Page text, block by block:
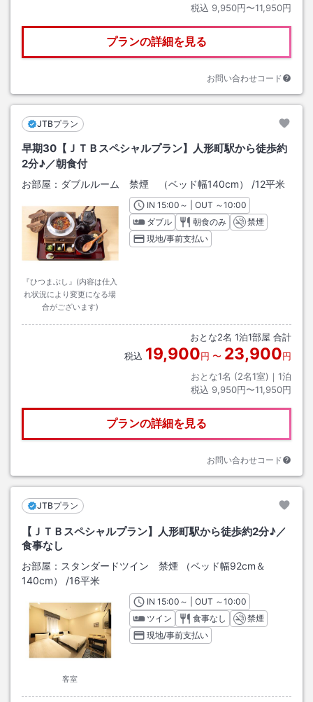
税込 9,950円〜11,950円
プランの詳細を見る
お問い合わせコード
JTBプラン
早期30【ＪＴＢスペシャルプラン】人形町駅から徒歩約
2分♪／朝食付
お部屋： ダブルルーム 禁煙 （ベッド幅140cm） /12平米
『ひつまぶし』(内容は仕入
れ状況により変更になる場
合がございます)
INチェックイン
15:00 ～ | OUT チェックアウト
～10:00
ダブル
朝食のみ
禁煙
現地/事前支払い
おとな2名 1泊1部屋 合計
税込 19,900円 〜 23,900円
おとな1名 (2名1室)｜ 1泊
税込 9,950円〜11,950円
プランの詳細を見る
お問い合わせコード
JTBプラン
【ＪＴＢスペシャルプラン】人形町駅から徒歩約2分♪／
食事なし
お部屋： スタンダードツイン 禁煙 （ベッド幅92cm＆
140cm）
/16平米
客室
INチェックイン
15:00 ～ | OUT チェックアウト
～10:00
ツイン
食事なし
禁煙
現地/事前支払い